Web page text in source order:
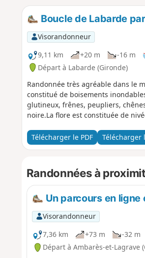
Boucle de Labarde
Visorandonneur
9,11 km
+20 m -16 m
Départ à Labarde (Gironde)
Randonnée très agréable dans le
constitué de boisements
glutineux, frênes, peupliers,
noire.La flore est constituée de
Télécharger le PDF Télécharger
Randonnées à
Un parcours en
Visorandonneur
7,36 km
+73 m -32 m
Départ à Ambarès-et-Lagrave